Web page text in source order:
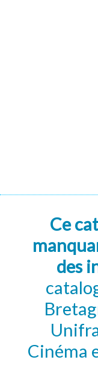
Ce
des
Cinéma